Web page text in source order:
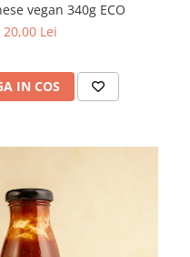
vegan 340g ECO
20,00 Lei
IN COS